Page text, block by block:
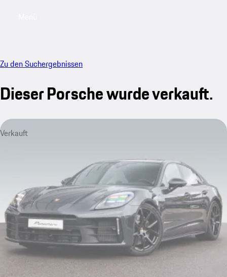
Zu den Suchergebnissen
Dieser Porsche wurde verkauft.
Verkauft